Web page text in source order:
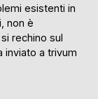
esistenti in
non è
rechino sul
inviato a trivum